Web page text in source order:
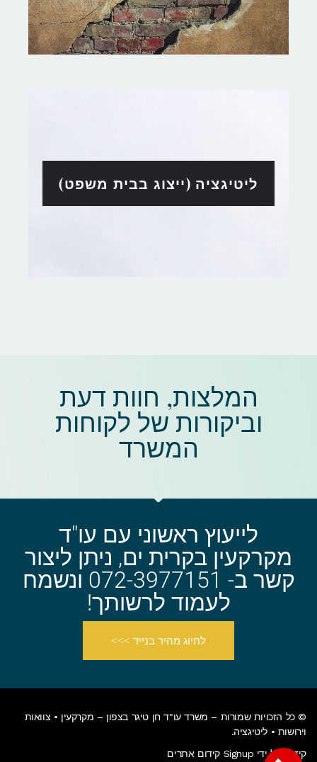
ליטיגציה (ייצוג בבית משפט)
המלצות, חוות דעת
וביקורות של לקוחות
המשרד​
לייעוץ ראשוני עם עו"ד
מקרקעין בקרית ים, ניתן ליצור
קשר ב- 072-3977151 ונשמח
לעמוד לרשותך!
לחיוג מהיר בנייד >>>
© כל הזכויות שמורות – משרד עו"ד חן טיגר בצפון – מקרקעין • צוואות
וירושות • ליטיגציה.
קידום על ידי Signup קידום אתרים